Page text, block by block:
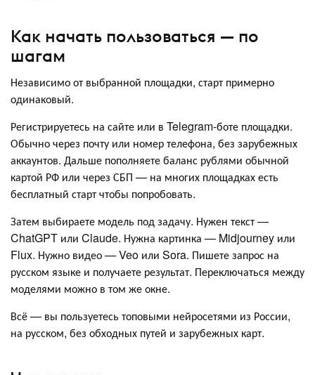
Как начать пользоваться — по
шагам
Независимо от выбранной площадки, старт примерно
одинаковый.
Регистрируетесь на сайте или в Telegram-боте площадки.
Обычно через почту или номер телефона, без зарубежных
аккаунтов. Дальше пополняете баланс рублями обычной
картой РФ или через СБП — на многих площадках есть
бесплатный старт чтобы попробовать.
Затем выбираете модель под задачу. Нужен текст —
ChatGPT или Claude. Нужна картинка — Midjourney или
Flux. Нужно видео — Veo или Sora. Пишете запрос на
русском языке и получаете результат. Переключаться между
моделями можно в том же окне.
Всё — вы пользуетесь топовыми нейросетями из России,
на русском, без обходных путей и зарубежных карт.